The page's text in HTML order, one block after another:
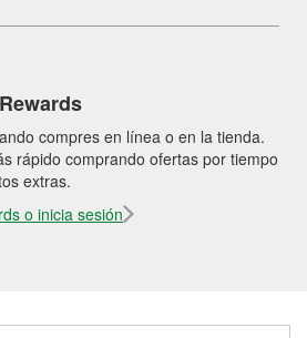
compres en línea o en la tienda.
rápido comprando ofertas por tiempo
extras.
o inicia sesión